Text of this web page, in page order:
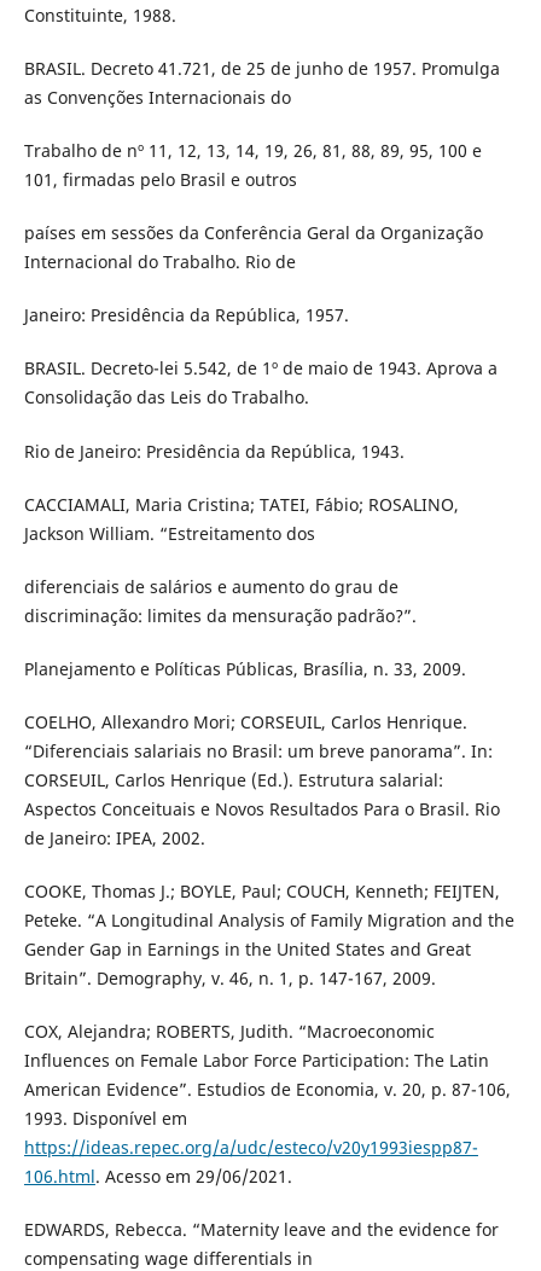
Constituinte, 1988.
BRASIL. Decreto 41.721, de 25 de junho de 1957. Promulga
as Convenções Internacionais do
Trabalho de nº 11, 12, 13, 14, 19, 26, 81, 88, 89, 95, 100 e
101, firmadas pelo Brasil e outros
países em sessões da Conferência Geral da Organização
Internacional do Trabalho. Rio de
Janeiro: Presidência da República, 1957.
BRASIL. Decreto-lei 5.542, de 1º de maio de 1943. Aprova a
Consolidação das Leis do Trabalho.
Rio de Janeiro: Presidência da República, 1943.
CACCIAMALI, Maria Cristina; TATEI, Fábio; ROSALINO,
Jackson William. “Estreitamento dos
diferenciais de salários e aumento do grau de
discriminação: limites da mensuração padrão?”.
Planejamento e Políticas Públicas, Brasília, n. 33, 2009.
COELHO, Allexandro Mori; CORSEUIL, Carlos Henrique.
“Diferenciais salariais no Brasil: um breve panorama”. In:
CORSEUIL, Carlos Henrique (Ed.). Estrutura salarial:
Aspectos Conceituais e Novos Resultados Para o Brasil. Rio
de Janeiro: IPEA, 2002.
COOKE, Thomas J.; BOYLE, Paul; COUCH, Kenneth; FEIJTEN,
Peteke. “A Longitudinal Analysis of Family Migration and the
Gender Gap in Earnings in the United States and Great
Britain”. Demography, v. 46, n. 1, p. 147-167, 2009.
COX, Alejandra; ROBERTS, Judith. “Macroeconomic
Influences on Female Labor Force Participation: The Latin
American Evidence”. Estudios de Economia, v. 20, p. 87-106,
1993. Disponível em
https://ideas.repec.org/a/udc/esteco/v20y1993iespp87-
106.html. Acesso em 29/06/2021.
EDWARDS, Rebecca. “Maternity leave and the evidence for
compensating wage differentials in